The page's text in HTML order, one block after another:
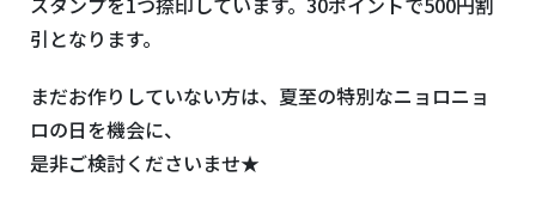
引となります。
まだお作りしていない方は、夏至の特別なニョロニョ
ロの日を機会に、
是非ご検討くださいませ★